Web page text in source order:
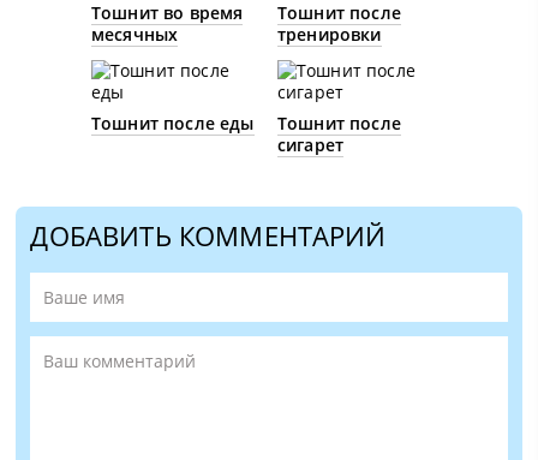
Тошнит во время
месячных
Тошнит после
тренировки
Тошнит после еды
Тошнит после
сигарет
ДОБАВИТЬ КОММЕНТАРИЙ